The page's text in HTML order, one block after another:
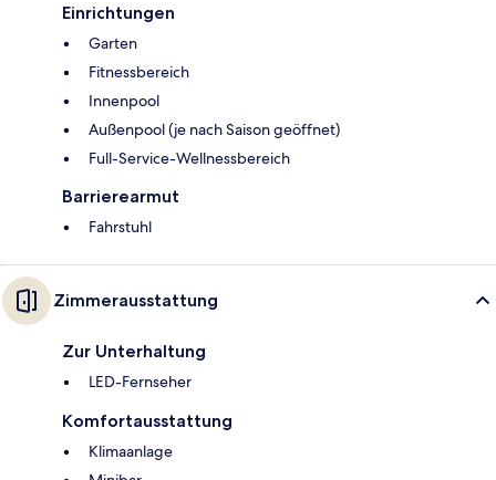
Einrichtungen
Garten
Fitnessbereich
Innenpool
Außenpool (je nach Saison geöffnet)
Full-Service-Wellnessbereich
Barrierearmut
Fahrstuhl
Zimmerausstattung
Zur Unterhaltung
LED-Fernseher
Komfortausstattung
Klimaanlage